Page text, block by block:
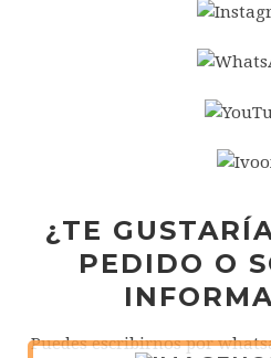
¿TE
PEDIDO O
Puedes escribirnos por